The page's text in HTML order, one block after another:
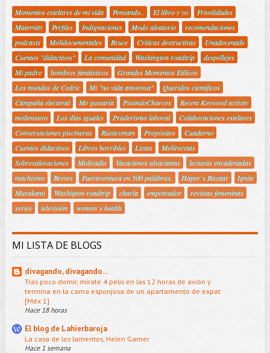
Momentos estelares de mi vida Pensando.. El libro y yo
Frivolidades
Maternity
Perfiles Indignaciones Modo aleatorio
recomendaciones
podcasts
Molidocumentales Bruce Criticas destructivas
Unadocenade
Cuentos "didactivos"
La comunidad Washington roadtrip
despellejes
Mi padre
hombres fantásticos
Grandes Momentos Etílicos
Los mundos de Cedric
Mi "no vida amorosa"
Queridos científicos
Campaña electoral
Me gustaría PisandoCharcos
Recent Keyword activity
moliensayo
Los días iguales Praderismo laboral
Colaboraciones estelares
Conversaciones piscineras
Rústicoman Propósitos
Cuaderno
Cuentos didactivos
Libros horribles Listas
Molirecetas
Sobrevaloraciones
Moliradio Vacaciones alsacianas
lecturas encadenadas
machismo
Breves Fuerteventura en 500 palabras. Haper´s Bazaar
Ignite
Murakami
Washigton roadtrip charla empotrador
revistas femeninas
series
televisión women´s health
MI LISTA DE BLOGS
divagando, divagando...
Tras poco domir, mírate 4 pelis en las 12 horas de avión y
termina en la cama esponjosa de un apartamento de expat
[Méx 1]
Hace 18 horas
El blog de Lahierbaroja
La casa de los lamentos, Helen Garner
Hace 1 semana